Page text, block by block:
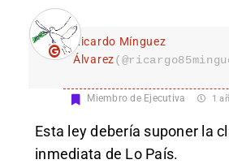
Ricardo Mínguez
Álvarez
Miembro de Ejecutiva 1
Esta ley debería suponer la
inmediata de Lo País.